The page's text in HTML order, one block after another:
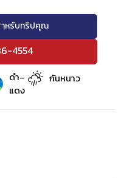
ำหรับทริปคุณ
4554
ดำ-
แดง
กันหนาว